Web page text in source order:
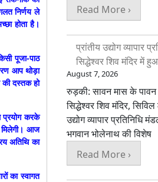
निर्णय ले
होता है।
पूजा-पाठ
आप थोड़ा
की दस्तक हो
करके
मिलेगी। आज
अतिथि का
का स्वागत
Read More ›
प्रांतीय उद्योग व्यापार
सिद्धेश्वर शिव मंदिर में
August 7, 2026
​रुड़की: सावन मास के पावन
सिद्धेश्वर शिव मंदिर,
उद्योग व्यापार प्रतिनिधि
भगवान भोलेनाथ की विशेष
Read More ›